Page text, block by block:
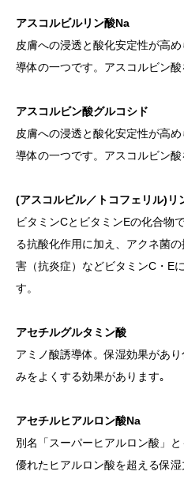
アスコルビルリン酸Na
皮膚への浸透と酸化安定性が高
導体の一つです。アスコルビン酸
アスコルビン酸グルコシド
皮膚への浸透と酸化安定性が高
導体の一つです。アスコルビン酸
(アスコルビル／トコフェリル)リ
ビタミンCとビタミンEの化合物
る抗酸化作用に加え、アクネ菌
害（抗炎症）などビタミンC・E
す。
アセチルグルタミン酸
アミノ酸誘導体。保湿効果があ
みをよくする効果があります｡
アセチルヒアルロン酸Na
別名「スーパーヒアルロン酸」
優れたヒアルロン酸を超える保湿